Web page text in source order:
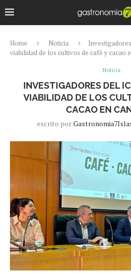
Home Noticia
viabilidad de los cultivos de café y cacao
Noticia
INVESTIGADORES DEL
VIABILIDAD DE LOS
CACAO EN
escrito por